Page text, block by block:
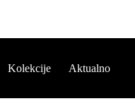
Kolekcije
Aktualno